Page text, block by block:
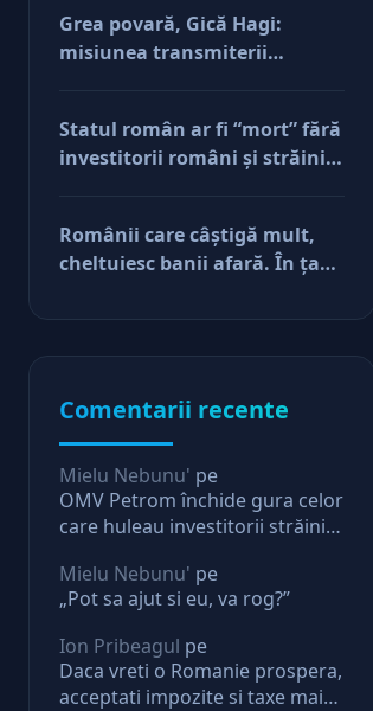
Grea povară, Gică Hagi:
misiunea transmiterii
care vor să-și lase moştenire
afacerile
Statul român ar fi “mort” fără
investitorii români şi străini.
face diferenţa între cine îl
tine în viaţă şi cine i-a făcut
Românii care câştigă mult,
cheltuiesc banii afară. În ţară
Comentarii recente
Mielu Nebunu' pe
OMV Petrom închide gura celor
care huleau investitorii străini.
Mielu Nebunu' pe
„Pot sa ajut si eu, va rog?”
Ion Pribeagul pe
Daca vreti o Romanie prospera,
acceptati impozite si taxe mai